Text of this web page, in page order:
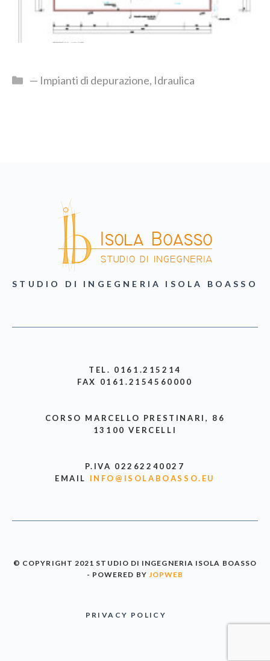
— Impianti di depurazione, Idraulica
STUDIO DI INGEGNERIA ISOLA BOASSO
TEL. 0161.215214
FAX 0161.2154560000
CORSO MARCELLO PRESTINARI, 86
13100 VERCELLI
P.IVA 02262240027
EMAIL INFO@ISOLABOASSO.EU
© COPYRIGHT 2021 STUDIO DI INGEGNERIA ISOLA BOASSO
- POWERED BY JOPWEB
PRIVACY POLICY